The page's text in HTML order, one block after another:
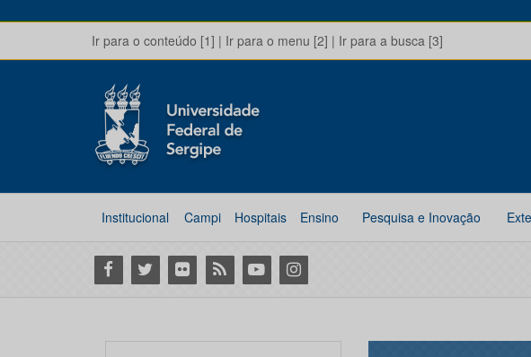
Ir para o conteúdo [1] | Ir para o menu [2] | Ir para a busca [3]
Institucional Campi Hospitais Ensino Pesquisa e Inovação
Facebook
Twitter Flickr RSS YoutubeInstagram